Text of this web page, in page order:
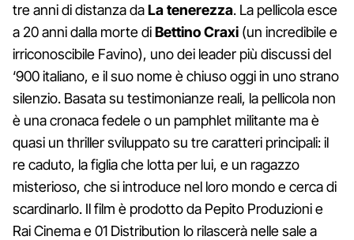
tre anni di distanza daLa tenerezza. La pellicola esce
a 20 anni dalla morte diBettino Craxi (un incredibile e
irriconoscibile Favino), uno dei leader più discussi del
‘900 italiano, e il suo nome è chiuso oggi in uno strano
silenzio. Basata su testimonianze reali, la pellicola non
è una cronaca fedele o un pamphlet militante ma è
quasi un thriller sviluppato su tre caratteri principali: il
re caduto, la figlia che lotta per lui, e un ragazzo
misterioso, che si introduce nel loro mondo e cerca di
scardinarlo. Il film è prodotto da Pepito Produzioni e
Rai Cinema e 01 Distribution lo rilascerà nelle sale a